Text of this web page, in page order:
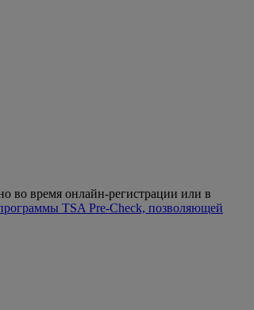
во время онлайн-регистрации или в
TSA Pre-Check, позволяющей